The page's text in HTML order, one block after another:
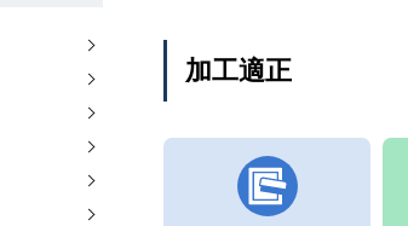
加工適正